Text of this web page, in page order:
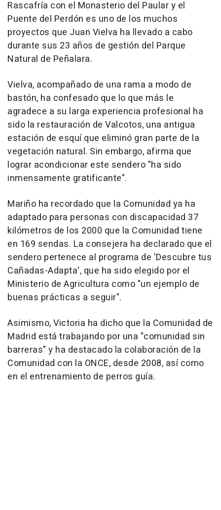
Rascafría con el Monasterio del Paular y el
Puente del Perdón es uno de los muchos
proyectos que Juan Vielva ha llevado a cabo
durante sus 23 años de gestión del Parque
Natural de Peñalara.
Vielva, acompañado de una rama a modo de
bastón, ha confesado que lo que más le
agradece a su larga experiencia profesional ha
sido la restauración de Valcotos, una antigua
estación de esquí que eliminó gran parte de la
vegetación natural. Sin embargo, afirma que
lograr acondicionar este sendero "ha sido
inmensamente gratificante".
Mariño ha recordado que la Comunidad ya ha
adaptado para personas con discapacidad 37
kilómetros de los 2000 que la Comunidad tiene
en 169 sendas. La consejera ha declarado que el
sendero pertenece al programa de 'Descubre tus
Cañadas-Adapta', que ha sido elegido por el
Ministerio de Agricultura como "un ejemplo de
buenas prácticas a seguir".
Asimismo, Victoria ha dicho que la Comunidad de
Madrid está trabajando por una "comunidad sin
barreras" y ha destacado la colaboración de la
Comunidad con la ONCE, desde 2008, así como
en el entrenamiento de perros guía.